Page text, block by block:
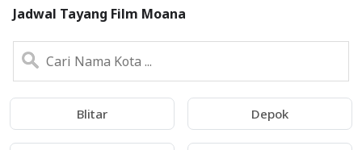
Jadwal Tayang Film Moana
Blitar Depok